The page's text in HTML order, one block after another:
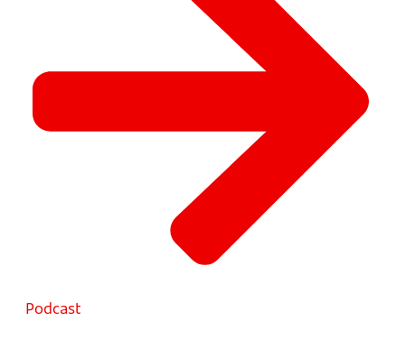
Podcast